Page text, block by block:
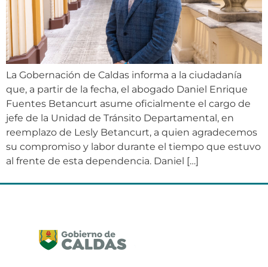
La Gobernación de Caldas informa a la ciudadanía
que, a partir de la fecha, el abogado Daniel Enrique
Fuentes Betancurt asume oficialmente el cargo de
jefe de la Unidad de Tránsito Departamental, en
reemplazo de Lesly Betancurt, a quien agradecemos
su compromiso y labor durante el tiempo que estuvo
al frente de esta dependencia. Daniel […]